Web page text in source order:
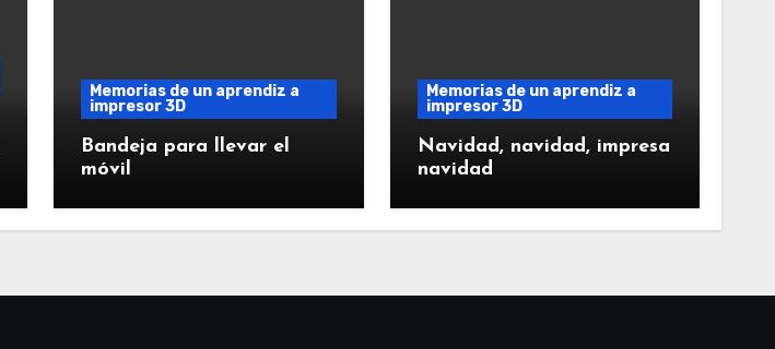
Memorias de un aprendiz a
impresor 3D
Bandeja para llevar el
móvil
Memorias de un aprendiz a
impresor 3D
Navidad, navidad, impresa
navidad